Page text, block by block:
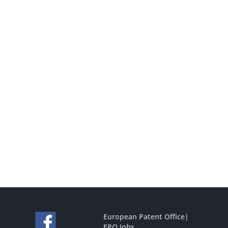
European Patent Office|